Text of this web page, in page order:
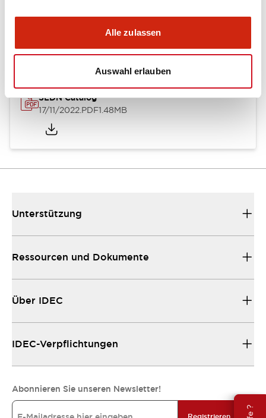
Alle zulassen
Auswahl erlauben
Kataloge & Broschüren Bedienungsanleitung
SLDN Catalog
17/11/2022.PDF1.48MB
Unterstützung
Ressourcen und Dokumente
Über IDEC
IDEC-Verpflichtungen
Abonnieren Sie unseren Newsletter!